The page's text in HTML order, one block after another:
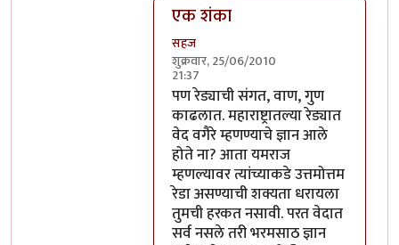
एक शंका
सहज
शुक्रवार, 25/06/2010
21:37
In reply toबरोबरच आहे!by
पण रेड्याची संगत, वाण, गुण
काढलात. महाराष्ट्रातल्या रेड्यात
वेद वगैरे म्हणण्याचे ज्ञान आले
होते ना? आता यमराज
म्हणल्यावर त्यांच्याकडे उत्तमोत्तम
रेडा असण्याची शक्यता धरायला
तुमची हरकत नसावी. परत वेदात
सर्व नसले तरी भरमसाठ ज्ञान